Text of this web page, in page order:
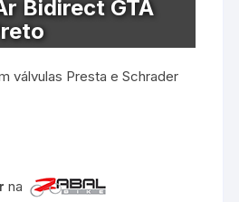
Bidirect GTA
válvulas Presta e Schrader
na